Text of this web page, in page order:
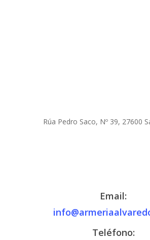
Rúa Pedro Saco, Nº 39, 27600
Email:
Teléfono: